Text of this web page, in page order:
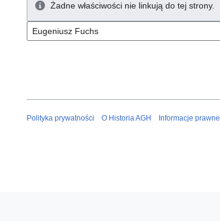
Żadne właściwości nie linkują do tej strony.
Polityka prywatności O Historia AGH Informacje prawne